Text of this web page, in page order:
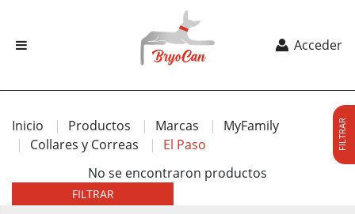
Acceder
Inicio Productos Marcas
MyFamily
Collares y Correas
El Paso
No se encontraron productos
FILTRAR
FILTRAR